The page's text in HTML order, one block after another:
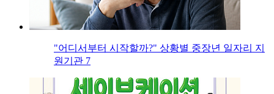
"어디서부터 시작할까?" 상황별 중장년 일자리 지
원기관 7